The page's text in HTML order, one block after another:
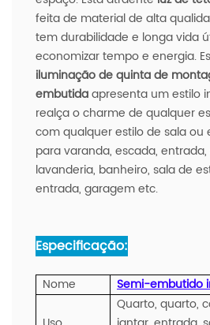
feita de material de alta
tem durabilidade e longa vida
economizar tempo e energia.
iluminação de quinta de
embutidaapresenta um estilo
realça o charme de qualquer
com qualquer estilo de sala ou
para varanda, escada,
lavanderia, banheiro, sala de
entrada, garagem etc.
Especificação:
Nome Semi-embutido
Quarto, quarto,